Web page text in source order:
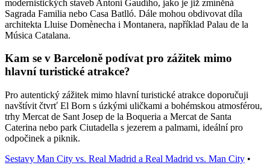
modernistických staveb Antoni Gaudího, jako je již zmíněná
Sagrada Familia nebo Casa Batlló. Dále mohou obdivovat díla
architekta Lluise Domènecha i Montanera, například Palau de la
Música Catalana.
Kam se v Barceloně podívat pro zážitek mimo
hlavní turistické atrakce?
Pro autentický zážitek mimo hlavní turistické atrakce doporučuji
navštívit čtvrť El Born s úzkými uličkami a bohémskou atmosférou,
trhy Mercat de Sant Josep de la Boqueria a Mercat de Santa
Caterina nebo park Ciutadella s jezerem a palmami, ideální pro
odpočinek a piknik.
Sestavy Man City vs. Real Madrid a Real Madrid vs. Man City •